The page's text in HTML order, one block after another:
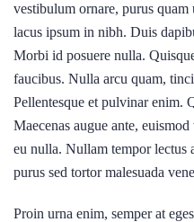
vestibulum ornare, purus
lacus ipsum in nibh. Duis
Morbi id posuere nulla.
faucibus. Nulla arcu quam,
Pellentesque et pulvinar enim.
Maecenas augue ante,
eu nulla. Nullam tempor
purus sed tortor malesuada
Proin urna enim, semper at